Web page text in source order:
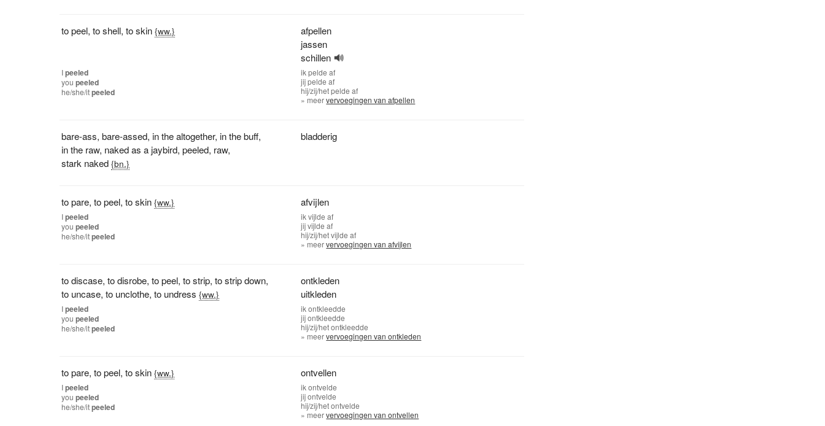
to peel,to shell,to skin {ww.}
afpellen
jassen
schillen
Ipeeled
youpeeled
he/she/itpeeled
ikpelde af
jijpelde af
hij/zij/hetpelde af
» meervervoegingen van afpellen
bare-ass,bare-assed,in the altogether,in the buff,
in the raw, naked as a jaybird,peeled, raw,
stark naked {bn.}
bladderig
to pare,to peel,to skin {ww.} afvijlen
Ipeeled
youpeeled
he/she/itpeeled
ikvijlde af
jijvijlde af
hij/zij/hetvijlde af
» meervervoegingen van afvijlen
to discase,to disrobe,to peel,to strip,to strip down,
to uncase,to unclothe,to undress {ww.}
ontkleden
uitkleden
Ipeeled
youpeeled
he/she/itpeeled
ikontkleedde
jijontkleedde
hij/zij/hetontkleedde
» meervervoegingen van ontkleden
to pare,to peel,to skin {ww.} ontvellen
Ipeeled
youpeeled
he/she/itpeeled
ikontvelde
jijontvelde
hij/zij/hetontvelde
» meervervoegingen van ontvellen